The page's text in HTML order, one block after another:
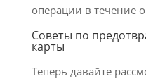
операции в течение
Советы по
карты
Теперь давайте